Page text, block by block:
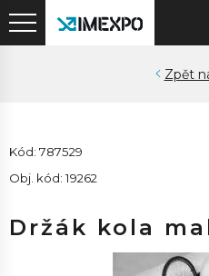
Kód: 787529
Obj. kód: 19262
Držák kola